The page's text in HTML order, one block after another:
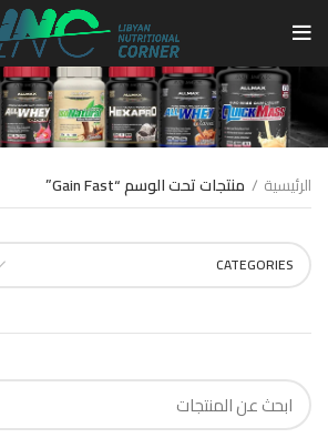
Gain Fast
الرئيسية منتجات تحت الوسم “Gain Fast”
CATEGORIES